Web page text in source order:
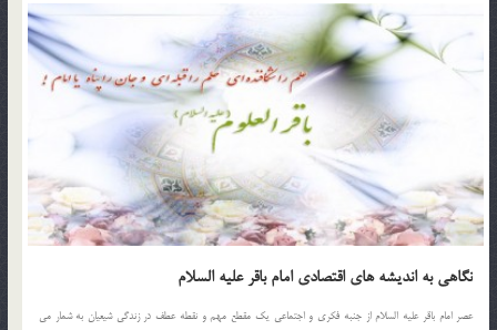
نگاهی به اندیشه های اقتصادی امام باقر علیه السلام
عصر امام باقر علیه السلام از جنبه فکری و اجتماعی یک مقطع مهم و نقطه عطف در زندگی شیعیان به شمار می